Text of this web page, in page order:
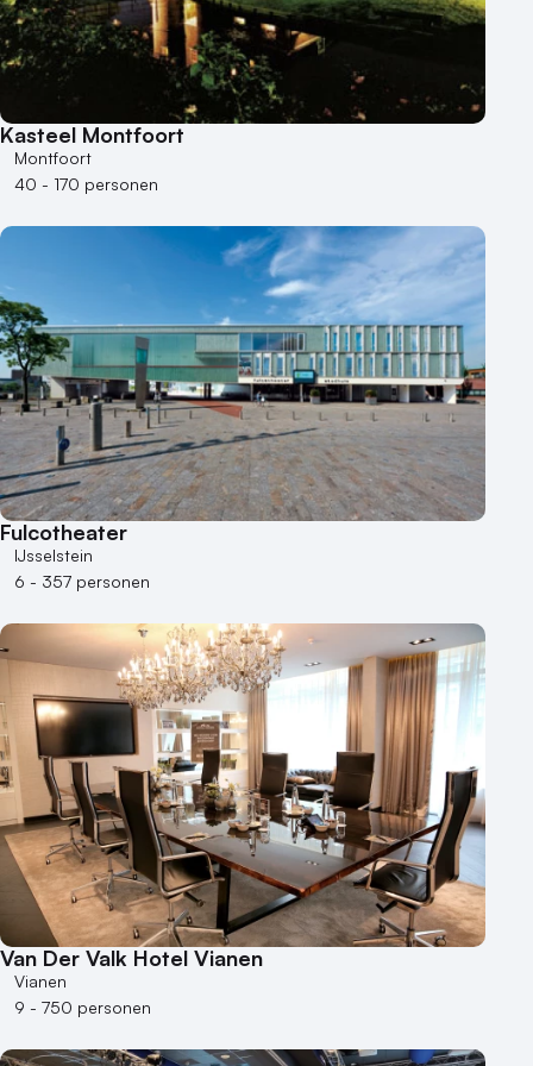
Kasteel Montfoort
Montfoort
40 - 170 personen
Fulcotheater
IJsselstein
6 - 357 personen
Van Der Valk Hotel Vianen
Vianen
9 - 750 personen